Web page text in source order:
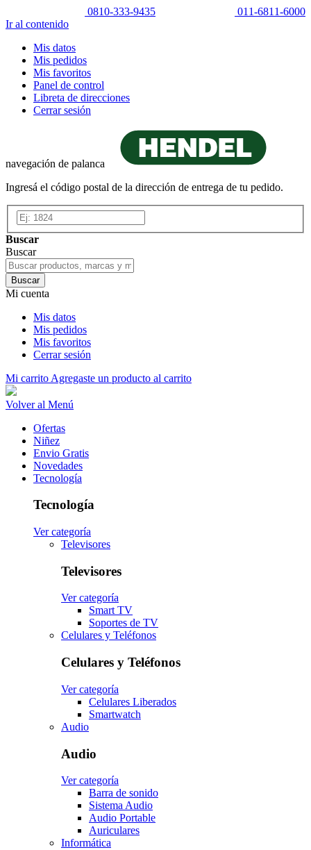
0810-333-9435
011-6811-6000
Ir al contenido
Mis datos
Mis pedidos
Mis favoritos
Panel de control
Libreta de direcciones
Cerrar sesión
navegación de palanca
Ingresá el código postal de la dirección de entrega de tu pedido.
Buscar
Buscar
Buscar
Mi cuenta
Mis datos
Mis pedidos
Mis favoritos
Cerrar sesión
Mi carrito Agregaste un producto al carrito
Volver al Menú
Ofertas
Niñez
Envio Gratis
Novedades
Tecnología
Tecnología
Ver categoría
Televisores
Televisores
Ver categoría
Smart TV
Soportes de TV
Celulares y Teléfonos
Celulares y Teléfonos
Ver categoría
Celulares Liberados
Smartwatch
Audio
Audio
Ver categoría
Barra de sonido
Sistema Audio
Audio Portable
Auriculares
Informática